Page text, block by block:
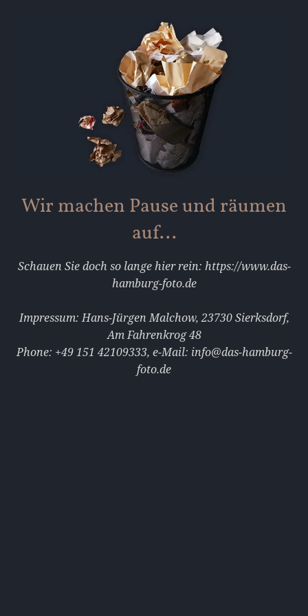
Wir machen Pause und räumen
auf...
Schauen Sie doch so lange hier rein: https://www.das-
hamburg-foto.de
Impressum: Hans-Jürgen Malchow, 23730 Sierksdorf,
Am Fahrenkrog 48
Phone: +49 151 42109333‭‭‬‬, e-Mail: info@das-hamburg-
foto.de